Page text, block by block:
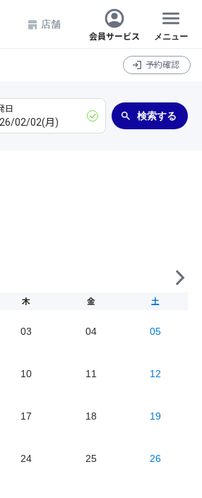
店舗
会員サービス メニュー
予約確認
検索する
木 金 土
03 04 05
10 11 12
17 18 19
24 25 26